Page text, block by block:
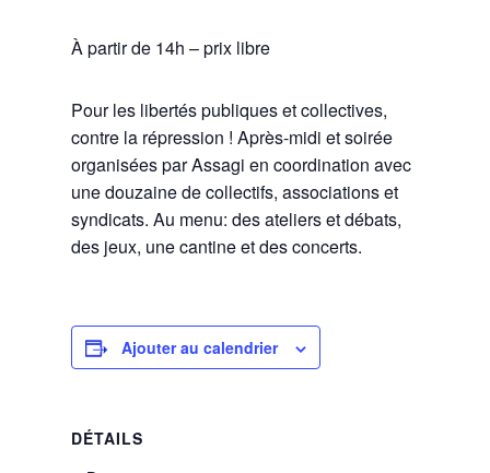
À partir de 14h – prix libre
Pour les libertés publiques et collectives,
contre la répression ! Après-midi et soirée
organisées par Assagi en coordination avec
une douzaine de collectifs, associations et
syndicats. Au menu: des ateliers et débats,
des jeux, une cantine et des concerts.
Ajouter au calendrier
DÉTAILS